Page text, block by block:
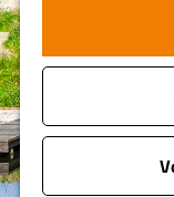
d
e
h
o
m
e
p